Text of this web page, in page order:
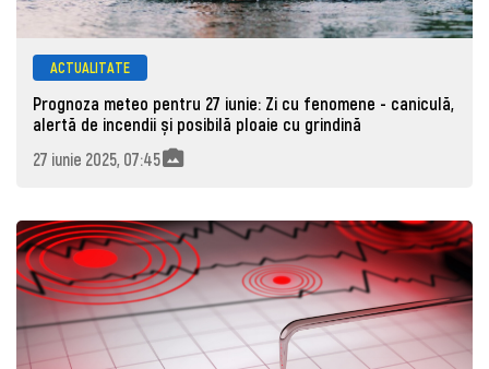
ACTUALITATE
Prognoza meteo pentru 27 iunie: Zi cu fenomene - caniculă,
alertă de incendii și posibilă ploaie cu grindină
27 iunie 2025, 07:45